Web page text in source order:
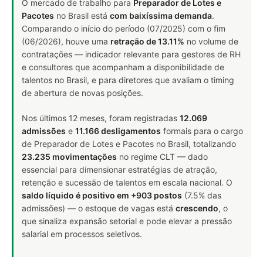
O mercado de trabalho para Preparador de Lotes e
Pacotes no Brasil está com baixíssima demanda.
Comparando o início do período (07/2025) com o fim
(06/2026), houve uma retração de 13.11% no volume de
contratações — indicador relevante para gestores de RH
e consultores que acompanham a disponibilidade de
talentos no Brasil, e para diretores que avaliam o timing
de abertura de novas posições.
Nos últimos 12 meses, foram registradas 12.069
admissões e 11.166 desligamentos formais para o cargo
de Preparador de Lotes e Pacotes no Brasil, totalizando
23.235 movimentações no regime CLT — dado
essencial para dimensionar estratégias de atração,
retenção e sucessão de talentos em escala nacional. O
saldo líquido é positivo em +903 postos (7.5% das
admissões) — o estoque de vagas está crescendo, o
que sinaliza expansão setorial e pode elevar a pressão
salarial em processos seletivos.